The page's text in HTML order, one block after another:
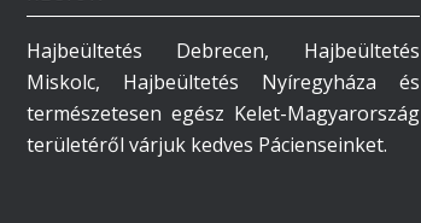
Hajbeültetés Debrecen, Hajbeültetés
Miskolc, Hajbeültetés Nyíregyháza és
természetesen egész Kelet-Magyarország
területéről várjuk kedves Pácienseinket.